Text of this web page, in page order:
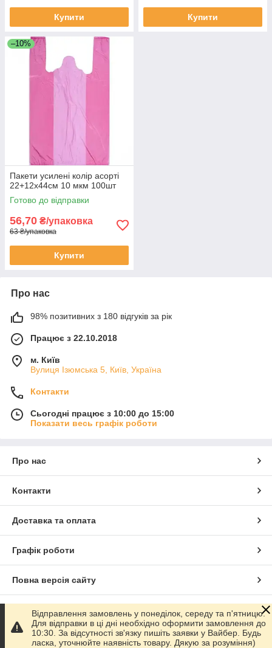
Купити Купити
–10%
Пакети усилені колір асорті
22+12х44см 10 мкм 100шт
Готово до відправки
56,70 ₴/упаковка
63 ₴/упаковка
Купити
Про нас
98% позитивних з 180 відгуків за рік
Працює з 22.10.2018
м. Київ
Вулиця Ізюмська 5, Київ, Україна
Контакти
Сьогодні працює з 10:00 до 15:00
Показати весь графік роботи
Про нас
Контакти
Доставка та оплата
Графік роботи
Повна версія сайту
Сайт створено на маркетплейсіProm.ua
Політика конфіденційності
Відправлення замовлень у понеділок, середу та п'ятницю.
Для відправки в ці дні необхідно оформити замовлення до
10:30. За відсутності зв'язку пишіть заявки у Вайбер. Будь
ласка, уточнюйте наявність товару. Дякую за розуміння)